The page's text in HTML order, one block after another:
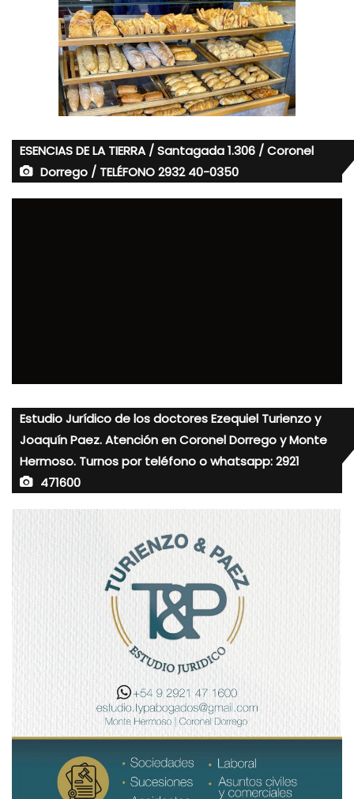
ESENCIAS DE LA TIERRA / Santagada 1.306 / Coronel
Dorrego / TELÉFONO 2932 40-0350
Estudio Jurídico de los doctores Ezequiel Turienzo y
Joaquín Paez. Atención en Coronel Dorrego y Monte
Hermoso. Turnos por teléfono o whatsapp: 2921
471600